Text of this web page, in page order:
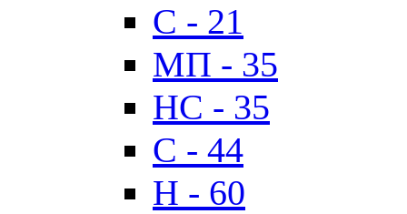
C - 21
МП - 35
HC - 35
C - 44
H - 60